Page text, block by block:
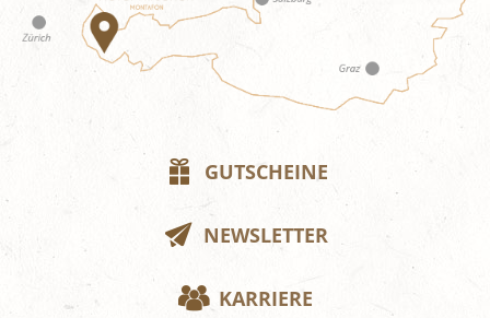
GUTSCHEINE
NEWSLETTER
KARRIERE